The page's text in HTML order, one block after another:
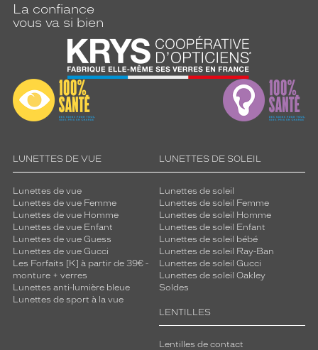
La confiance
vous va si bien
LUNETTES DE VUE
Lunettes de vue
Lunettes de vue Femme
Lunettes de vue Homme
Lunettes de vue Enfant
Lunettes de vue Guess
Lunettes de vue Gucci
Les Forfaits [K] à partir de 39€ -
monture + verres
Lunettes anti-lumière bleue
Lunettes de sport à la vue
LUNETTES DE SOLEIL
Lunettes de soleil
Lunettes de soleil Femme
Lunettes de soleil Homme
Lunettes de soleil Enfant
Lunettes de soleil bébé
Lunettes de soleil Ray-Ban
Lunettes de soleil Gucci
Lunettes de soleil Oakley
Soldes
LENTILLES
Lentilles de contact